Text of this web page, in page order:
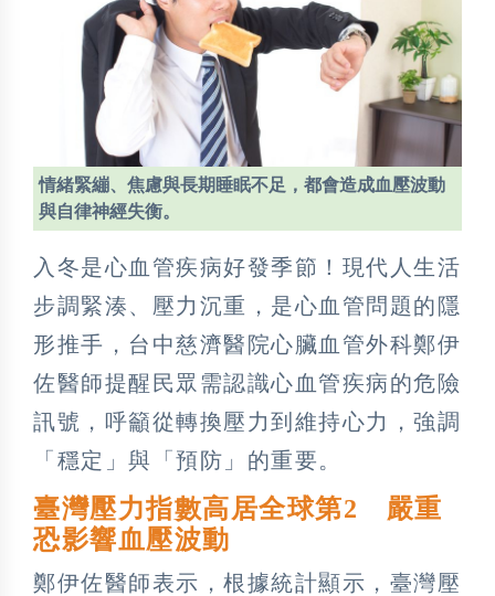
情緒緊繃、焦慮與長期睡眠不足，都會造成血壓波動
與自律神經失衡。
入冬是心血管疾病好發季節！現代人生活
步調緊湊、壓力沉重，是心血管問題的隱
形推手，台中慈濟醫院心臟血管外科鄭伊
佐醫師提醒民眾需認識心血管疾病的危險
訊號，呼籲從轉換壓力到維持心力，強調
「穩定」與「預防」的重要。
臺灣壓力指數高居全球第2 嚴重
恐影響血壓波動
鄭伊佐醫師表示，根據統計顯示，臺灣壓